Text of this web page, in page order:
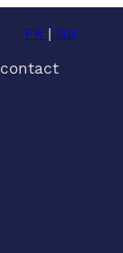
FR | GB
contact